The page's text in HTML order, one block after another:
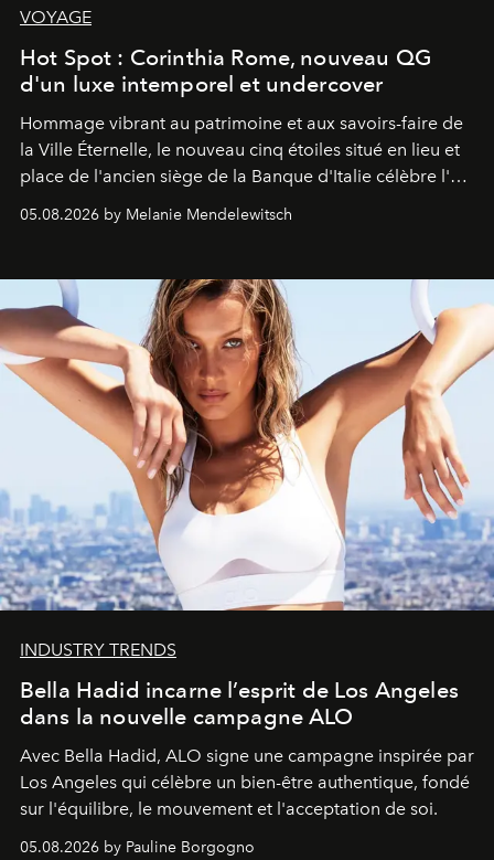
VOYAGE
Hot Spot : Corinthia Rome, nouveau QG
d'un luxe intemporel et undercover
Hommage vibrant au patrimoine et aux savoirs-faire de
la Ville Éternelle, le nouveau cinq étoiles situé en lieu et
place de l'ancien siège de la Banque d'Italie célèbre l'art
de vivre Romain dans toute son élégance intemporelle.
05.08.2026 by Melanie Mendelewitsch
INDUSTRY TRENDS
Bella Hadid incarne l’esprit de Los Angeles
dans la nouvelle campagne ALO
Avec Bella Hadid, ALO signe une campagne inspirée par
Los Angeles qui célèbre un bien-être authentique, fondé
sur l'équilibre, le mouvement et l'acceptation de soi.
05.08.2026 by Pauline Borgogno